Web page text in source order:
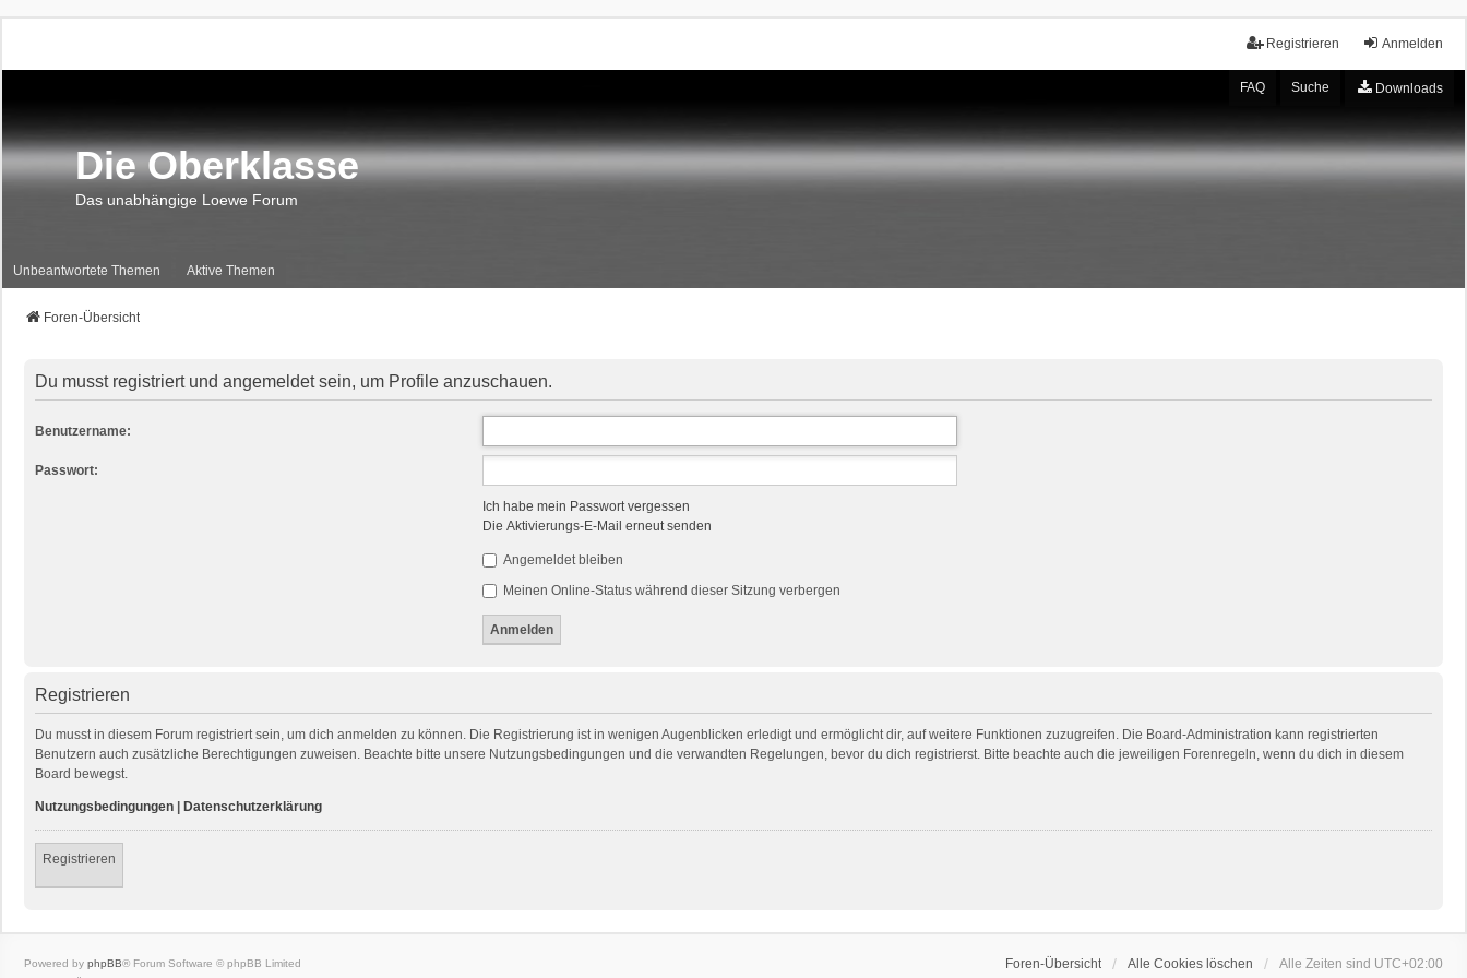
Anmelden
Registrieren
FAQ Suche Downloads
Die Oberklasse
Das unabhängige Loewe Forum
Unbeantwortete Themen Aktive Themen
Foren-Übersicht
Du musst registriert und angemeldet sein, um Profile anzuschauen.
Benutzername:
Passwort:
Ich habe mein Passwort vergessen
Die Aktivierungs-E-Mail erneut senden
Angemeldet bleiben
Meinen Online-Status während dieser Sitzung verbergen
Registrieren
Du musst in diesem Forum registriert sein, um dich anmelden zu können. Die Registrierung ist in wenigen Augenblicken erledigt und ermöglicht dir, auf weitere Funktionen zuzugreifen. Die Board-Administration kann registrierten
Benutzern auch zusätzliche Berechtigungen zuweisen. Beachte bitte unsere Nutzungsbedingungen und die verwandten Regelungen, bevor du dich registrierst. Bitte beachte auch die jeweiligen Forenregeln, wenn du dich in diesem
Board bewegst.
Nutzungsbedingungen Datenschutzerklärung
Registrieren
Foren-Übersicht Alle Cookies löschen Alle Zeiten sind UTC+02:00
Powered by phpBB® Forum Software © phpBB Limited